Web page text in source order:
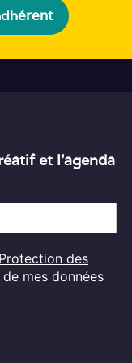
et l’agenda
des
mes données